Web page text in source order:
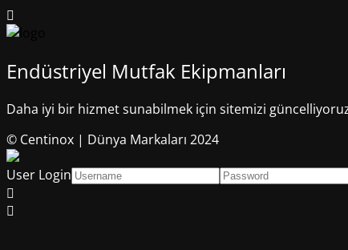
Endüstriyel Mutfak Ekipmanları
Daha iyi bir hizmet sunabilmek için sitemizi
© Centinox | Dünya Markaları 2024
User Login